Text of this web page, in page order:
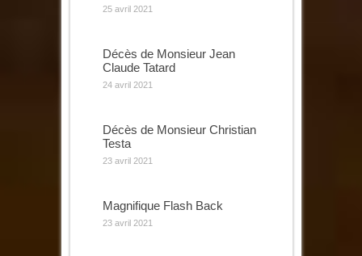
25 avril 2021
Décès de Monsieur Jean
Claude Tatard
24 avril 2021
Décès de Monsieur Christian
Testa
23 avril 2021
Magnifique Flash Back
23 avril 2021